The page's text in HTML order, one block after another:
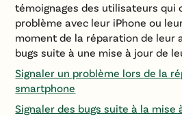
témoignages des utilisateurs qui
problème avec leur iPhone ou
moment de la réparation de leur
bugs suite à une mise à jour de
Signaler un problème lors de la
smartphone
Signaler des bugs suite à la mise